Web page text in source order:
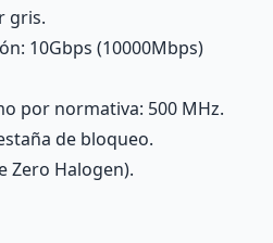
gris.
10Gbps (10000Mbps)
por normativa: 500 MHz.
de bloqueo.
Zero Halogen).